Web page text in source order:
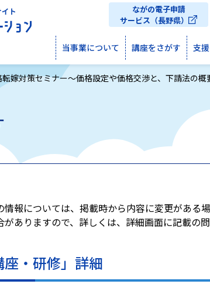
当事業について 講座をさがす 支
ながの電子申請
サービス（長野県）
転嫁対策セミナー～価格設定や価格交渉と、下請法の概
情報については、掲載時から内容に変更がある
がありますので、詳しくは、詳細画面に記載の
座・研修」詳細